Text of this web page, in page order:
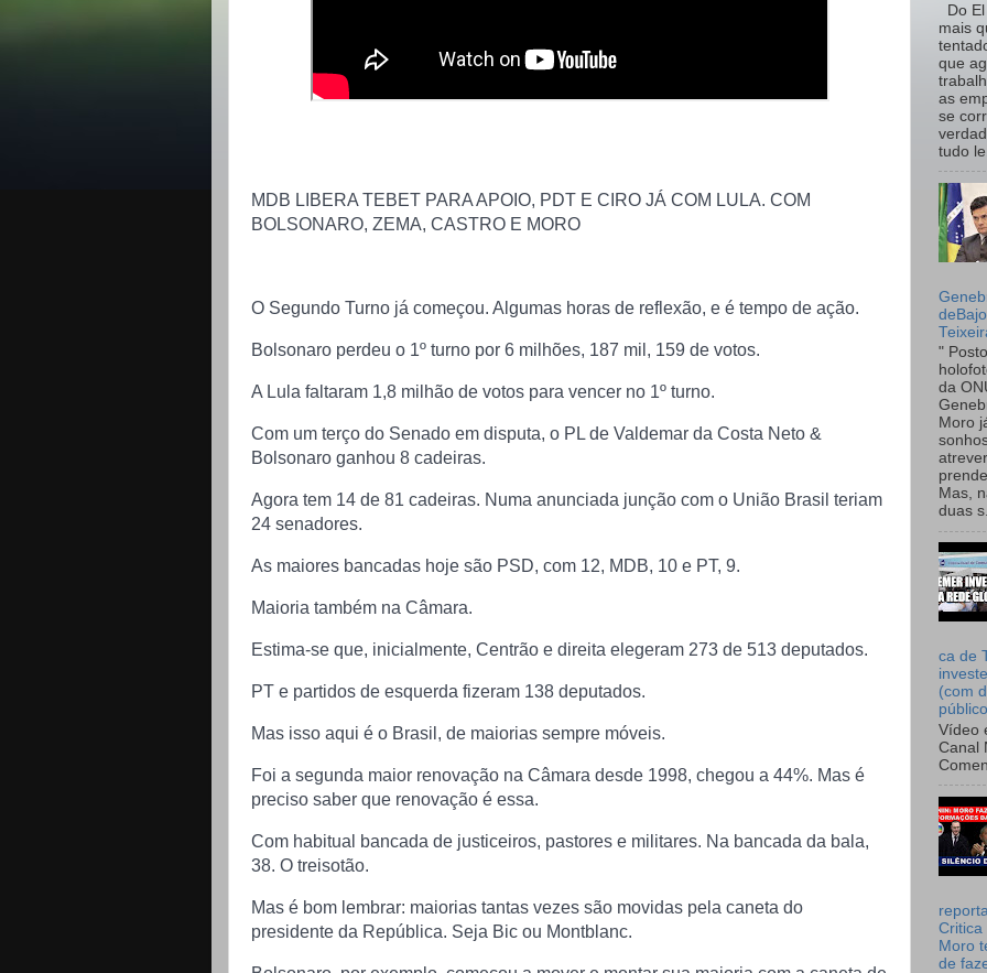
MDB LIBERA TEBET PARA APOIO, PDT E CIRO JÁ COM LULA. COM
BOLSONARO, ZEMA, CASTRO E MORO
O Segundo Turno já começou. Algumas horas de reflexão, e é tempo de ação.
Bolsonaro perdeu o 1º turno por 6 milhões, 187 mil, 159 de votos.
A Lula faltaram 1,8 milhão de votos para vencer no 1º turno.
Com um terço do Senado em disputa, o PL de Valdemar da Costa Neto &
Bolsonaro ganhou 8 cadeiras.
Agora tem 14 de 81 cadeiras. Numa anunciada junção com o União Brasil teriam
24 senadores.
As maiores bancadas hoje são PSD, com 12, MDB, 10 e PT, 9.
Maioria também na Câmara.
Estima-se que, inicialmente, Centrão e direita elegeram 273 de 513 deputados.
PT e partidos de esquerda fizeram 138 deputados.
Mas isso aqui é o Brasil, de maiorias sempre móveis.
Foi a segunda maior renovação na Câmara desde 1998, chegou a 44%. Mas é
preciso saber que renovação é essa.
Com habitual bancada de justiceiros, pastores e militares. Na bancada da bala,
38. O treisotão.
Mas é bom lembrar: maiorias tantas vezes são movidas pela caneta do
presidente da República. Seja Bic ou Montblanc.
Do
mais
que
as
se
tudo
"
da
Moro
Mas,
duas
ca de
(com
Vídeo
Canal
Critica
Moro
de